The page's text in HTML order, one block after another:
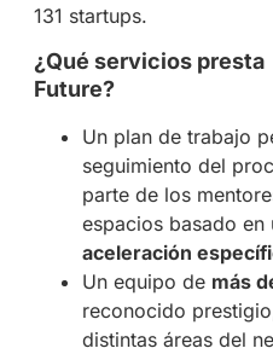
131 startups.
¿Qué servicios presta
Future?
Un plan de trabajo
seguimiento del
parte de los
espacios basado en
aceleración
Un equipo de más
reconocido
distintas áreas del